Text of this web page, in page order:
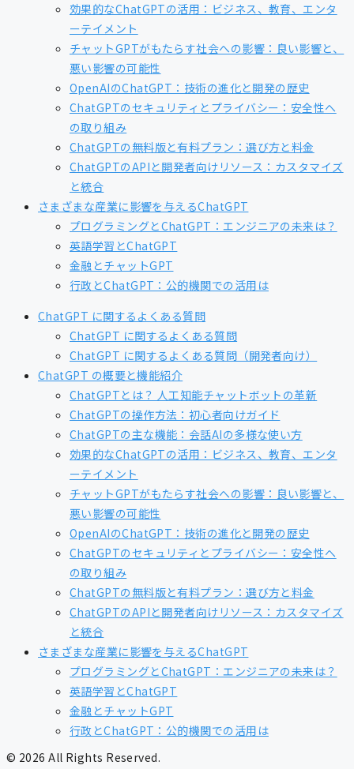
効果的なChatGPTの活用：ビジネス、教育、エンタ
ーテイメント
チャットGPTがもたらす社会への影響：良い影響と、
悪い影響の可能性
OpenAIのChatGPT：技術の進化と開発の歴史
ChatGPTのセキュリティとプライバシー：安全性へ
の取り組み
ChatGPTの無料版と有料プラン：選び方と料金
ChatGPTのAPIと開発者向けリソース：カスタマイズ
と統合
さまざまな産業に影響を与えるChatGPT
プログラミングとChatGPT：エンジニアの未来は？
英語学習とChatGPT
金融とチャットGPT
行政とChatGPT：公的機関での活用は
ChatGPT に関するよくある質問
ChatGPT に関するよくある質問
ChatGPT に関するよくある質問（開発者向け）
ChatGPT の概要と機能紹介
ChatGPTとは？ 人工知能チャットボットの革新
ChatGPTの操作方法：初心者向けガイド
ChatGPTの主な機能：会話AIの多様な使い方
効果的なChatGPTの活用：ビジネス、教育、エンタ
ーテイメント
チャットGPTがもたらす社会への影響：良い影響と、
悪い影響の可能性
OpenAIのChatGPT：技術の進化と開発の歴史
ChatGPTのセキュリティとプライバシー：安全性へ
の取り組み
ChatGPTの無料版と有料プラン：選び方と料金
ChatGPTのAPIと開発者向けリソース：カスタマイズ
と統合
さまざまな産業に影響を与えるChatGPT
プログラミングとChatGPT：エンジニアの未来は？
英語学習とChatGPT
金融とチャットGPT
行政とChatGPT：公的機関での活用は
© 2026 All Rights Reserved.